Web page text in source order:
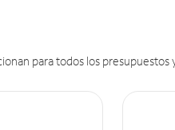
para todos los presupuestos